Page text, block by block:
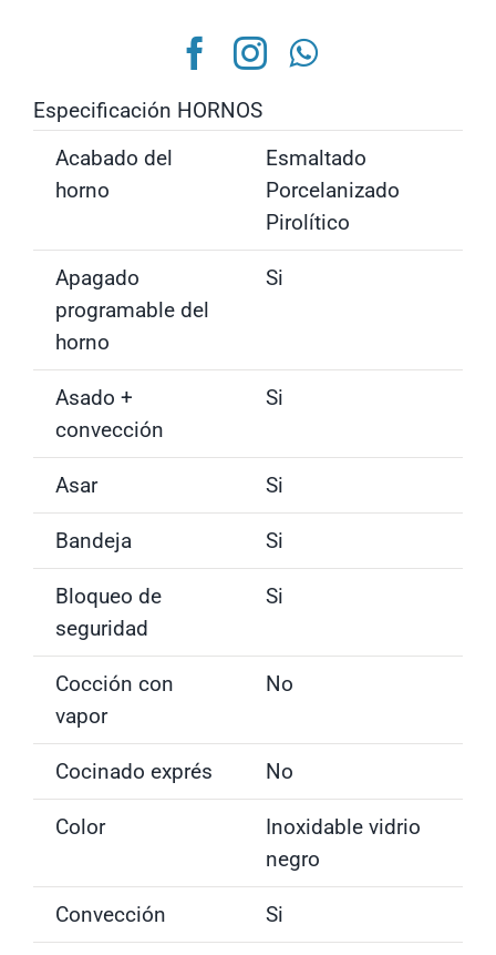
Especificación HORNOS
Acabado del
horno
Esmaltado
Porcelanizado
Pirolítico
Apagado
programable del
horno
Si
Asado +
convección
Si
Asar Si
Bandeja Si
Bloqueo de
seguridad
Si
Cocción con
vapor
No
Cocinado exprés No
Color
Inoxidable vidrio
negro
Convección Si